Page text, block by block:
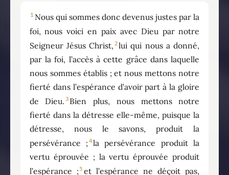
1 Nous qui sommes donc devenus justes par la
foi, nous voici en paix avec Dieu par notre
Seigneur Jésus Christ, 2lui qui nous a donné,
par la foi, l’accès à cette grâce dans laquelle
nous sommes établis ; et nous mettons notre
fierté dans l’espérance d’avoir part à la gloire
de Dieu. 3 Bien plus, nous mettons notre
fierté dans la détresse elle-même, puisque la
détresse, nous le savons, produit la
persévérance ; 4la persévérance produit la
vertu éprouvée ; la vertu éprouvée produit
l’espérance ;5 et l’espérance ne déçoit pas,